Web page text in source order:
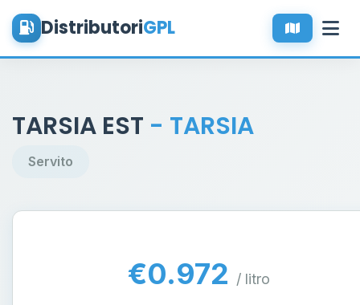
DistributoriGPL
TARSIA EST - TARSIA
Servito
€0.972 / litro